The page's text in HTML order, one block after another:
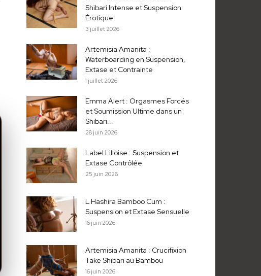
Shibari Intense et Suspension
Érotique
3 juillet 2026
Artemisia Amanita :
Waterboarding en Suspension,
Extase et Contrainte
1 juillet 2026
Emma Alert : Orgasmes Forcés
et Soumission Ultime dans un
Shibari...
28 juin 2026
Label Lilloise : Suspension et
Extase Contrôlée
25 juin 2026
L Hashira Bamboo Cum :
Suspension et Extase Sensuelle
16 juin 2026
Artemisia Amanita : Crucifixion
Take Shibari au Bambou
16 juin 2026